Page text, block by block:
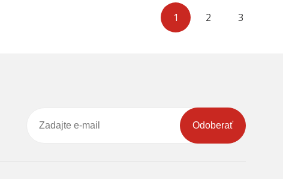
1 2 3
Odoberať